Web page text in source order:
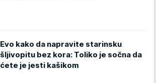
Evo kako da napravite starinsku
šljivopitu bez kora: Toliko je sočna da
ćete je jesti kašikom